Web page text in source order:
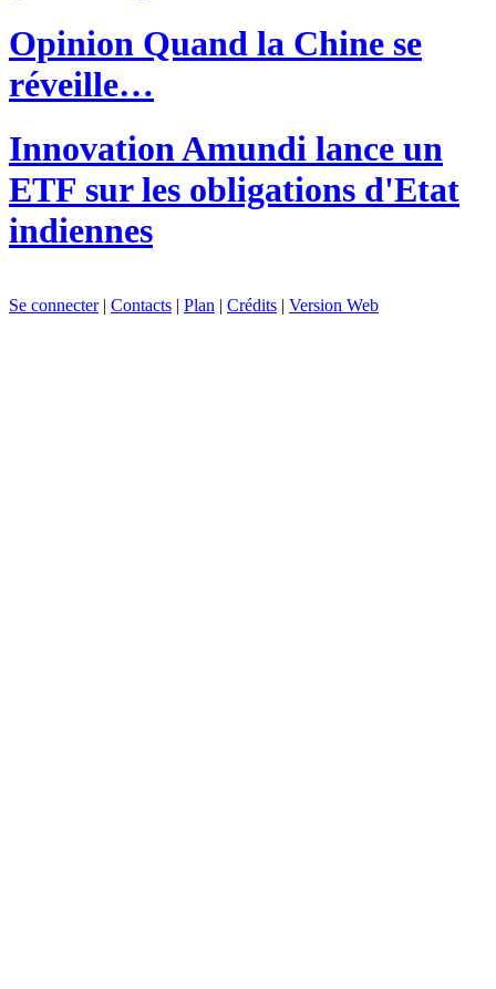
Opinion Quand la Chine se
réveille…
InnovationAmundi lance un
ETF sur les obligations d'Etat
indiennes
Se connecter| Contacts | Plan | Crédits | Version Web